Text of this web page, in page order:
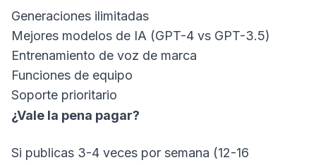
Generaciones ilimitadas
Mejores modelos de IA (GPT-4 vs GPT-3.5)
Entrenamiento de voz de marca
Funciones de equipo
Soporte prioritario
¿Vale la pena pagar?
Si publicas 3-4 veces por semana (12-16